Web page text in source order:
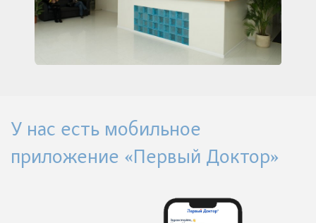
У нас есть мобильное
приложение «Первый Доктор»